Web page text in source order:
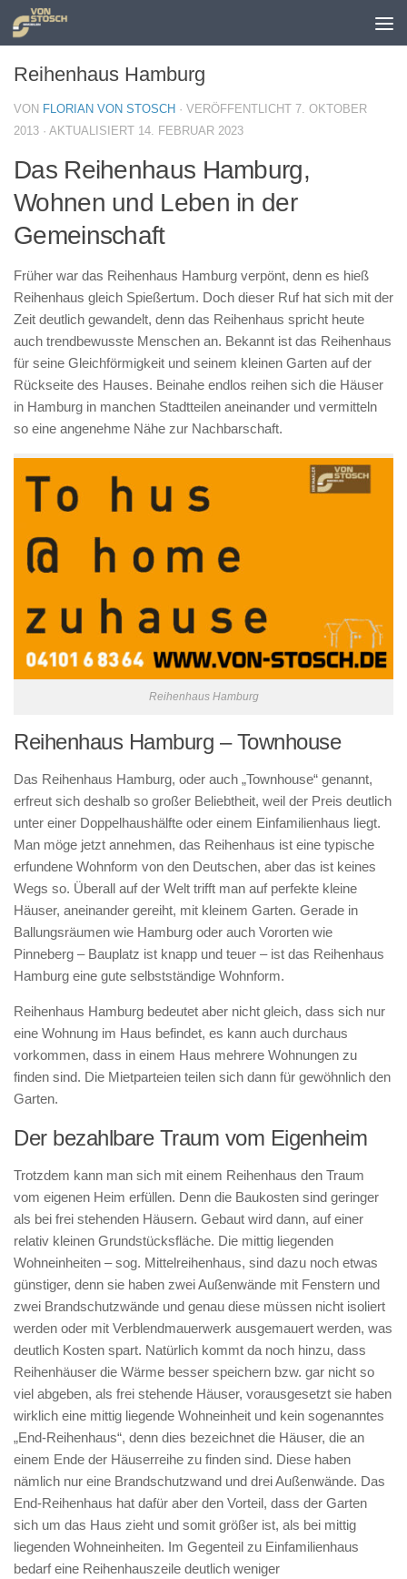
Zum Inhalt springen
Reihenhaus Hamburg
VON FLORIAN VON STOSCH · VERÖFFENTLICHT 7. OKTOBER
2013 · AKTUALISIERT 14. FEBRUAR 2023
Das Reihenhaus Hamburg,
Wohnen und Leben in der
Gemeinschaft
Früher war das Reihenhaus Hamburg verpönt, denn es hieß
Reihenhaus gleich Spießertum. Doch dieser Ruf hat sich mit der
Zeit deutlich gewandelt, denn das Reihenhaus spricht heute
auch trendbewusste Menschen an. Bekannt ist das Reihenhaus
für seine Gleichförmigkeit und seinem kleinen Garten auf der
Rückseite des Hauses. Beinahe endlos reihen sich die Häuser
in Hamburg in manchen Stadtteilen aneinander und vermitteln
so eine angenehme Nähe zur Nachbarschaft.
Reihenhaus Hamburg
Reihenhaus Hamburg – Townhouse
Das Reihenhaus Hamburg, oder auch „Townhouse“ genannt,
erfreut sich deshalb so großer Beliebtheit, weil der Preis deutlich
unter einer Doppelhaushälfte oder einem Einfamilienhaus liegt.
Man möge jetzt annehmen, das Reihenhaus ist eine typische
erfundene Wohnform von den Deutschen, aber das ist keines
Wegs so. Überall auf der Welt trifft man auf perfekte kleine
Häuser, aneinander gereiht, mit kleinem Garten. Gerade in
Ballungsräumen wie Hamburg oder auch Vororten wie
Pinneberg – Bauplatz ist knapp und teuer – ist das Reihenhaus
Hamburg eine gute selbstständige Wohnform.
Reihenhaus Hamburg bedeutet aber nicht gleich, dass sich nur
eine Wohnung im Haus befindet, es kann auch durchaus
vorkommen, dass in einem Haus mehrere Wohnungen zu
finden sind. Die Mietparteien teilen sich dann für gewöhnlich den
Garten.
Der bezahlbare Traum vom Eigenheim
Trotzdem kann man sich mit einem Reihenhaus den Traum
vom eigenen Heim erfüllen. Denn die Baukosten sind geringer
als bei frei stehenden Häusern. Gebaut wird dann, auf einer
relativ kleinen Grundstücksfläche. Die mittig liegenden
Wohneinheiten – sog. Mittelreihenhaus, sind dazu noch etwas
günstiger, denn sie haben zwei Außenwände mit Fenstern und
zwei Brandschutzwände und genau diese müssen nicht isoliert
werden oder mit Verblendmauerwerk ausgemauert werden, was
deutlich Kosten spart. Natürlich kommt da noch hinzu, dass
Reihenhäuser die Wärme besser speichern bzw. gar nicht so
viel abgeben, als frei stehende Häuser, vorausgesetzt sie haben
wirklich eine mittig liegende Wohneinheit und kein sogenanntes
„End-Reihenhaus“, denn dies bezeichnet die Häuser, die an
einem Ende der Häuserreihe zu finden sind. Diese haben
nämlich nur eine Brandschutzwand und drei Außenwände. Das
End-Reihenhaus hat dafür aber den Vorteil, dass der Garten
sich um das Haus zieht und somit größer ist, als bei mittig
liegenden Wohneinheiten. Im Gegenteil zu Einfamilienhaus
bedarf eine Reihenhauszeile deutlich weniger